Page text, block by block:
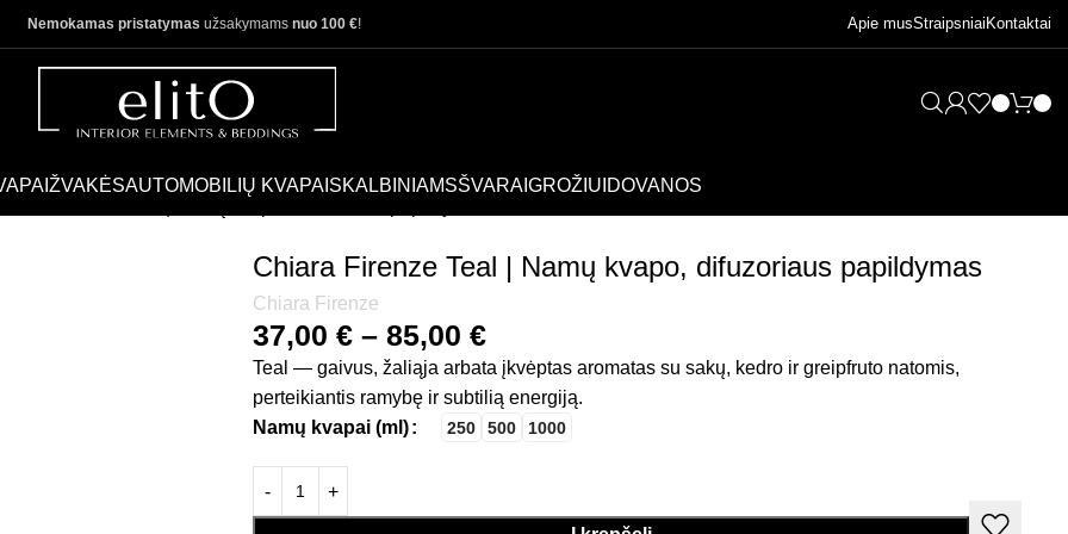
Nemokamas pristatymas užsakymams nuo 100 €! Apie musStraipsniai Kontaktai
ŽVAKĖSAUTOMOBILIŲ KVAPAI SKALBINIAMSŠVARAI GROŽIUI DOVANOS
Chiara Firenze Teal | Namų kvapo, difuzoriaus papildymas
Chiara Firenze
37,00 € – 85,00 €
Teal — gaivus, žaliąja arbata įkvėptas aromatas su sakų, kedro ir greipfruto natomis,
perteikiantis ramybę ir subtilią energiją.
Namų kvapai (ml)
250 500 1000